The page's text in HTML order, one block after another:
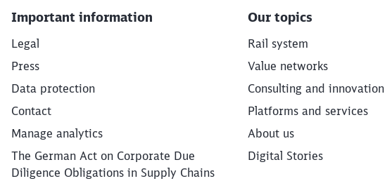
Important information
Legal
Press
Data protection
Contact
Manage analytics
The German Act on Corporate Due
Diligence Obligations in Supply Chains
Our topics
Rail system
Value networks
Consulting and innovation
Platforms and services
About us
Digital Stories